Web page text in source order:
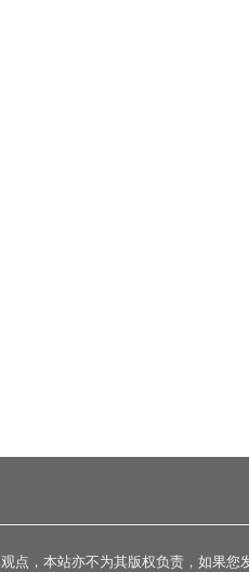
点，本站亦不为其版权负责，如果